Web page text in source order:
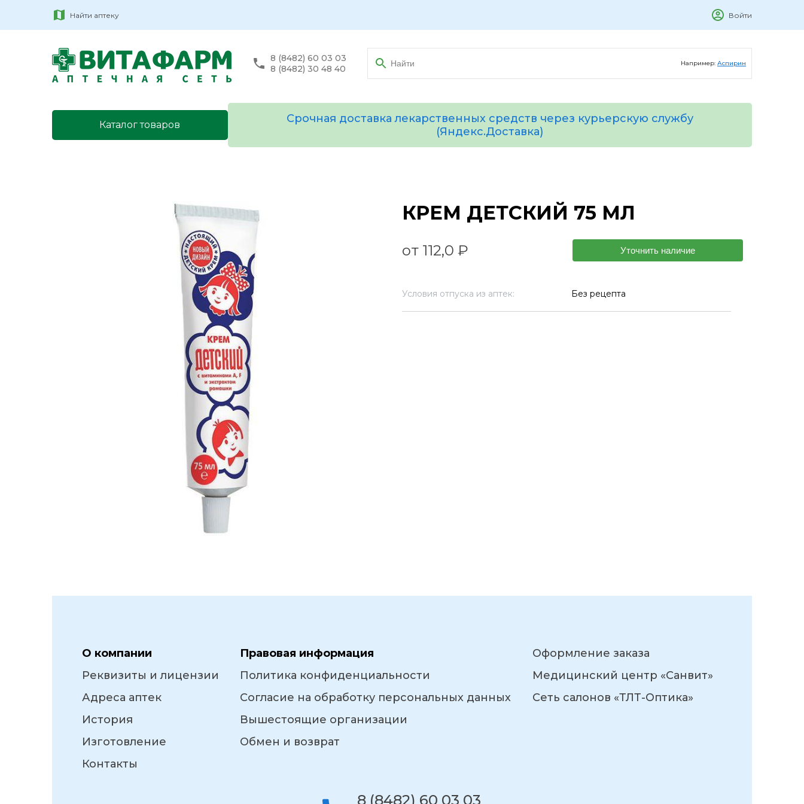
Найти аптеку Войти
8 (8482) 60 03 03
8 (8482) 30 48 40
Например: Аспирин
Каталог товаров
Срочная доставка лекарственных средств через курьерскую службу
(Яндекс.Доставка)
КРЕМ ДЕТСКИЙ 75 МЛ
от 112,0 ₽ Уточнить наличие
Условия отпуска из аптек: Без рецепта
О компании
Реквизиты и лицензии
Адреса аптек
История
Изготовление
Контакты
Правовая информация
Политика конфиденциальности
Согласие на обработку персональных данных
Вышестоящие организации
Обмен и возврат
Оформление заказа
Медицинский центр «Санвит»
Сеть салонов «ТЛТ-Оптика»
8 (8482) 60 03 03